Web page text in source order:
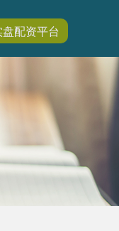
盘配资平台